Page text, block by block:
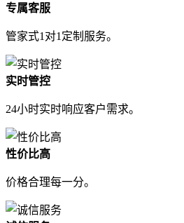
专属客服
管家式1对1定制服务。
实时管控
24小时实时响应客户需求。
性价比高
价格合理每一分。